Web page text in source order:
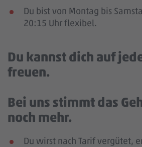
Du bist von Montag bis
20:15 Uhr flexibel.
Du kannst dich auf
freuen.
Bei uns stimmt das
noch mehr.
Du wirst nach Tarif vergütet,